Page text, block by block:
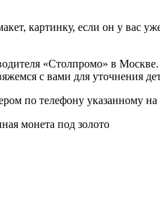
картинку, если он у вас
«Столпромо» в Москве.
с вами для уточнения
по телефону указанному на